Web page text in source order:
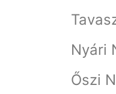
Nyári
Őszi